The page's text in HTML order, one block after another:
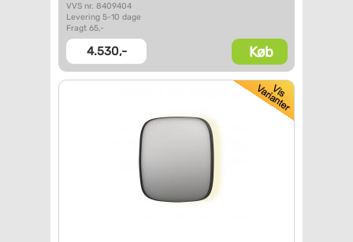
VVS nr. 8409404
Levering 5-10 dage
Fragt 65,-
4.530,- Køb